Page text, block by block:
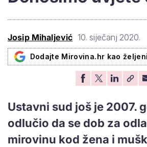
Josip Mihaljević 10. siječanj 2020.
Dodajte Mirovina.hr kao
Ustavni sud još je 2007.
odlučio da se dob za
mirovinu kod žena i